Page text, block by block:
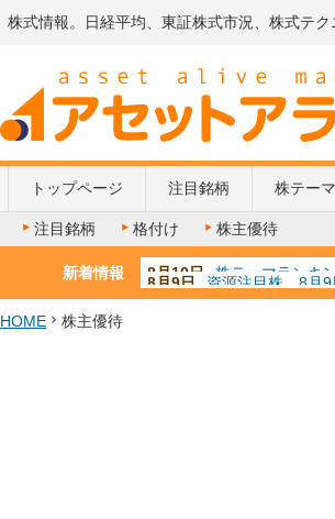
株式情報。日経平均、東証株式市況、株式テ
トップページ 注目銘柄 株テーマ
注目銘柄 格付け 株主優待
新着情報 8月9日
資源注目株 8月9
8月4日
AI注目株 8月4日
HOME 株主優待